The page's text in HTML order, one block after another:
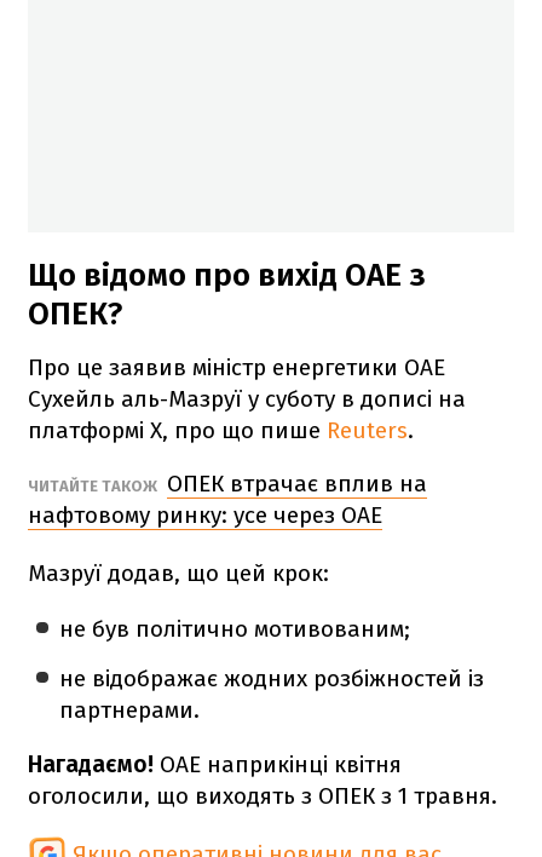
Що відомо про вихід ОАЕ з
ОПЕК?
Про це заявив міністр енергетики ОАЕ
Сухейль аль-Мазруї у суботу в дописі на
платформі Х, про що пише Reuters.
ЧИТАЙТЕ ТАКОЖ ОПЕК втрачає вплив на
нафтовому ринку: усе через ОАЕ
Мазруї додав, що цей крок:
не був політично мотивованим;
не відображає жодних розбіжностей із
партнерами.
Нагадаємо! ОАЕ наприкінці квітня
оголосили, що виходять з ОПЕК з 1 травня.